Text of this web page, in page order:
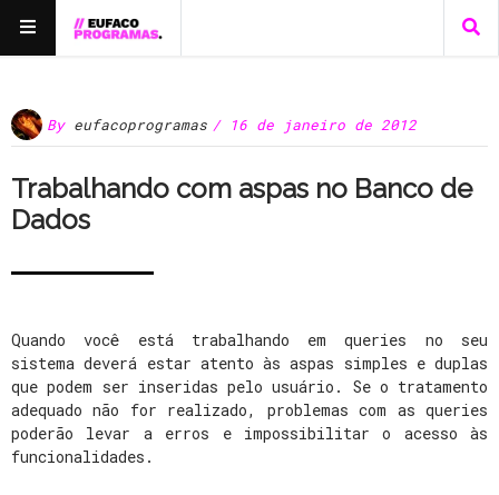
By eufacoprogramas / 16 de janeiro de 2012
Trabalhando com aspas no Banco de
Dados
Quando você está trabalhando em queries no seu
sistema deverá estar atento às aspas simples e duplas
que podem ser inseridas pelo usuário. Se o tratamento
adequado não for realizado, problemas com as queries
poderão levar a erros e impossibilitar o acesso às
funcionalidades.